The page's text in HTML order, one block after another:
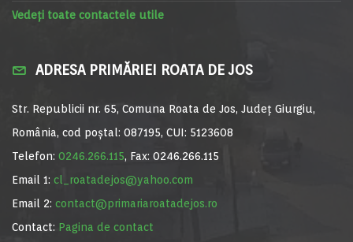
Vedeți toate contactele utile
ADRESA PRIMĂRIEI ROATA DE JOS
Str. Republicii nr. 65, Comuna Roata de Jos, Județ Giurgiu,
România, cod poștal: 087195, CUI: 5123608
Telefon: 0246.266.115, Fax: 0246.266.115
Email 1: cl_roatadejos@yahoo.com
Email 2: contact@primariaroatadejos.ro
Contact: Pagina de contact